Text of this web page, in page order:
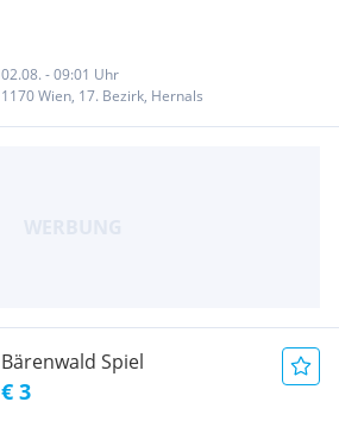
02.08. - 09:01 Uhr
1170 Wien, 17. Bezirk, Hernals
Bärenwald Spiel
€ 3